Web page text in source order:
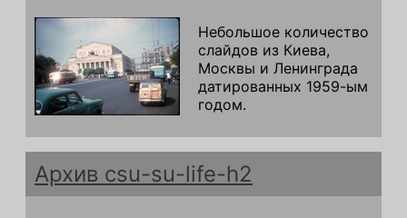
Небольшое количество
слайдов из Киева,
Москвы и Ленинграда
датированных 1959-ым
годом.
Архив csu-su-life-h2